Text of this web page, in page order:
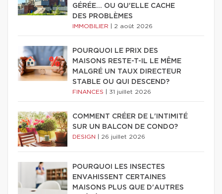
GÉRÉE… OU QU'ELLE CACHE
DES PROBLÈMES
IMMOBILIER 2 août 2026
POURQUOI LE PRIX DES
MAISONS RESTE-T-IL LE MÊME
MALGRÉ UN TAUX DIRECTEUR
STABLE OU QUI DESCEND?
FINANCES 31 juillet 2026
COMMENT CRÉER DE L'INTIMITÉ
SUR UN BALCON DE CONDO?
DESIGN 26 juillet 2026
POURQUOI LES INSECTES
ENVAHISSENT CERTAINES
MAISONS PLUS QUE D'AUTRES